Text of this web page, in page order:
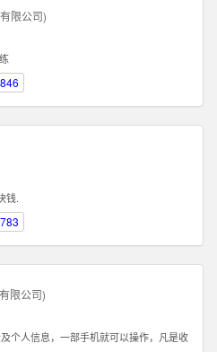
各类UI设计和优化问题。 职位要求：
练使用设计工具如Photoshop，
，CSS，XML，JavaScrip等常用语言
到的审美修养 4、具备优秀的网站整体
验.
限公司)
钱.
限公司)
个人信息，一部手机就可以操作，凡是收